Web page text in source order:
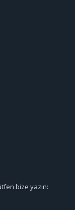
bize yazın: